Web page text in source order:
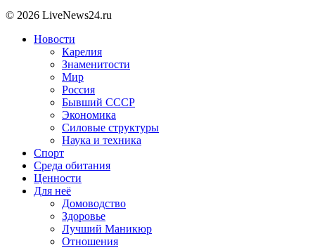
© 2026 LiveNews24.ru
Новости
Карелия
Знаменитости
Мир
Россия
Бывший СССР
Экономика
Силовые структуры
Наука и техника
Спорт
Среда обитания
Ценности
Для неё
Домоводство
Здоровье
Лучший Маникюр
Отношения